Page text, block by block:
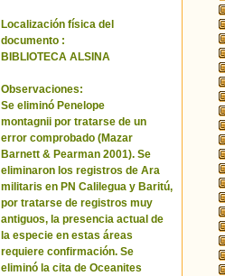
Localización física del
documento :
BIBLIOTECA ALSINA
Observaciones:
Se eliminó Penelope
montagnii por tratarse de un
error comprobado (Mazar
Barnett & Pearman 2001). Se
eliminaron los registros de Ara
militaris en PN Calilegua y Baritú,
por tratarse de registros muy
antiguos, la presencia actual de
la especie en estas áreas
requiere confirmación. Se
eliminó la cita de Oceanites